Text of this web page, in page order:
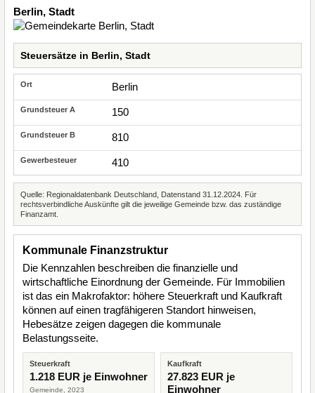
Berlin, Stadt
Steuersätze in Berlin, Stadt
Berlin
150
810
410
Quelle: Regionaldatenbank Deutschland, Datenstand 31.12.2024. Für
rechtsverbindliche Auskünfte gilt die jeweilige Gemeinde bzw. das zuständige
Finanzamt.
Kommunale Finanzstruktur
Die Kennzahlen beschreiben die finanzielle und
wirtschaftliche Einordnung der Gemeinde. Für Immobilien
ist das ein Makrofaktor: höhere Steuerkraft und Kaufkraft
können auf einen tragfähigeren Standort hinweisen,
Hebesätze zeigen dagegen die kommunale
Belastungsseite.
Steuerkraft
1.218 EUR je Einwohner
Gemeinde, 2023
Kaufkraft
27.823 EUR je
Einwohner